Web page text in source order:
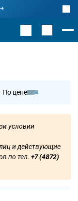
умолчанию
По цене
условии
и действующие
по тел. +7 (4872)